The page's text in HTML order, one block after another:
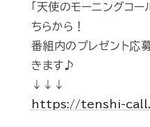
「天使のモーニングコー
ちらから！
番組内のプレゼント応
きます♪
↓↓↓
https://tenshi-